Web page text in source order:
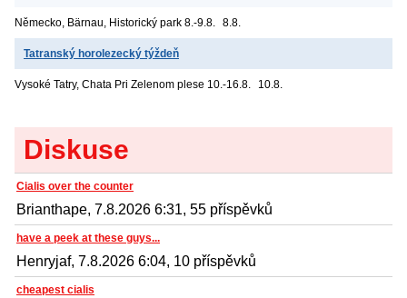
Německo, Bärnau, Historický park 8.-9.8. 8.8.
Tatranský horolezecký týždeň
Vysoké Tatry, Chata Pri Zelenom plese 10.-16.8. 10.8.
Diskuse
Cialis over the counter
Brianthape, 7.8.2026 6:31, 55 příspěvků
have a peek at these guys...
Henryjaf, 7.8.2026 6:04, 10 příspěvků
cheapest cialis